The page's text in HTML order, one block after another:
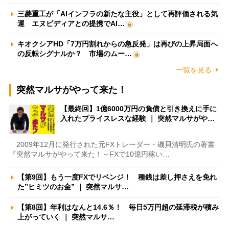
三菱重工が「AIインフラの新たな主役」として再評価される気
運 エヌビディアとの提携でAI…
キオクシアHD「7万円割れからの急反発」は再びの上昇局面へ
の反転シグナルか？ 市場のムー…
一覧を見る
突然マルサがやって来た！
【最終回】1億6000万円の負債と引き換えに手に
入れたプライスレスな経験 ｜ 突然マルサがや…
2009年12月に発行された元FXトレーダー・磯貝清明氏の著書
『突然マルサがやって来た！～FXで10億円稼い…
【第9回】もう一度FXでリベンジ！ 種銭は差し押さえを免れ
た”ヒミツのお金” ｜ 突然マルサ…
【第8回】年利はなんと14.6％！ 毎日5万円超の延滞税が積み
上がっていく ｜ 突然マルサ…